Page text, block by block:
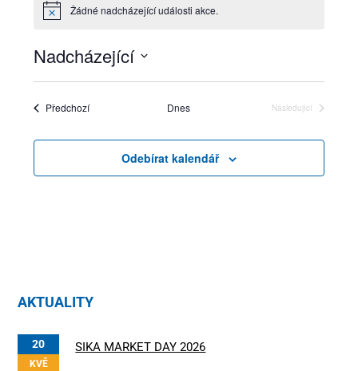
Notice Žádné nadcházející události akce.
Nadcházející
PředchozíAkce Dnes
Následující
Odebírat kalendář
AKTUALITY
20
KVĚ
SIKA MARKET DAY 2026